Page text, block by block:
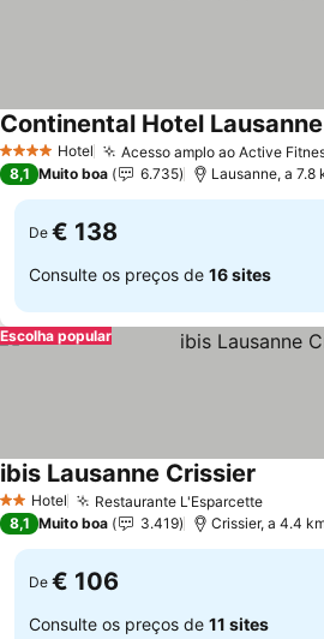
4 EstrelasHotel Acesso amplo ao Active
Continental Hotel Lausanne
8,1 Muito boa 6.735 Lausanne, a
De € 138
Consulte os preços de 16 sites
Escolha popular
2 Estrelas
Hotel Restaurante L'Esparcette
ibis Lausanne Crissier
8,1 Muito boa 3.419 Crissier, a 4.4
De € 106
Consulte os preços de 11 sites